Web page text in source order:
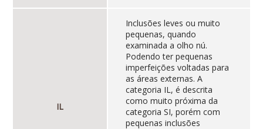
IL
Inclusões leves ou muito
pequenas, quando
examinada a olho nú.
Podendo ter pequenas
imperfeições voltadas para
as áreas externas. A
categoria IL, é descrita
como muito próxima da
categoria SI, porém com
pequenas inclusões